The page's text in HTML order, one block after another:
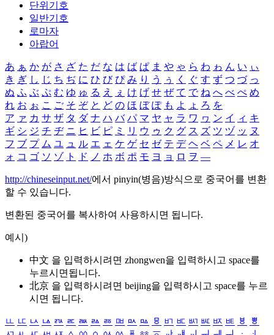
단위기호
일반기호
로마자
아랍어
あ ぁ か が さ ざ た だ な は ば ぱ ま や ゃ ら わ ゎ ん い ぃ
き ぎ し じ ち ぢ に ひ び ぴ み り う ぅ く ぐ す ず つ づ っ
ぬ ふ ぶ ぷ む ゆ ゅ る え ぇ け げ せ ぜ て で ね へ べ ぺ め
れ お ぉ こ ご そ ぞ と ど の ほ ぼ ぽ も よ ょ ろ を
ア ァ カ サ ザ タ ダ ナ ハ バ パ マ ヤ ャ ラ ワ ヮ ン イ ィ キ
ギ シ ジ チ ヂ ニ ヒ ビ ピ ミ リ ウ ゥ ク グ ス ズ ツ ヅ ッ ヌ
フ ブ プ ム ユ ュ ル エ ェ ケ ゲ セ ゼ テ デ ヘ ベ ペ メ レ オ
ォ コ ゴ ソ ゾ ト ド ノ ホ ボ ポ モ ヨ ョ ロ ヲ ―
http://chineseinput.net/에서 pinyin(병음)방식으로 중국어를 변환
할 수 있습니다.
변환된 중국어를 복사하여 사용하시면 됩니다.
예시)
中文 을 입력하시려면 zhongwen을 입력하시고 space를
누르시면됩니다.
北京 을 입력하시려면 beijing을 입력하시고 space를 누르
시면 됩니다.
ㅥ ㅦ ㅧ ㅨ ㅩ ㅪ ㅫ ㅬ ㅭ ㅮ ㅯ ㅰ ㅱ ㅲ ㅳ ㅴ ㅵ ㅶ ㅷ ㅸ
ㅹ